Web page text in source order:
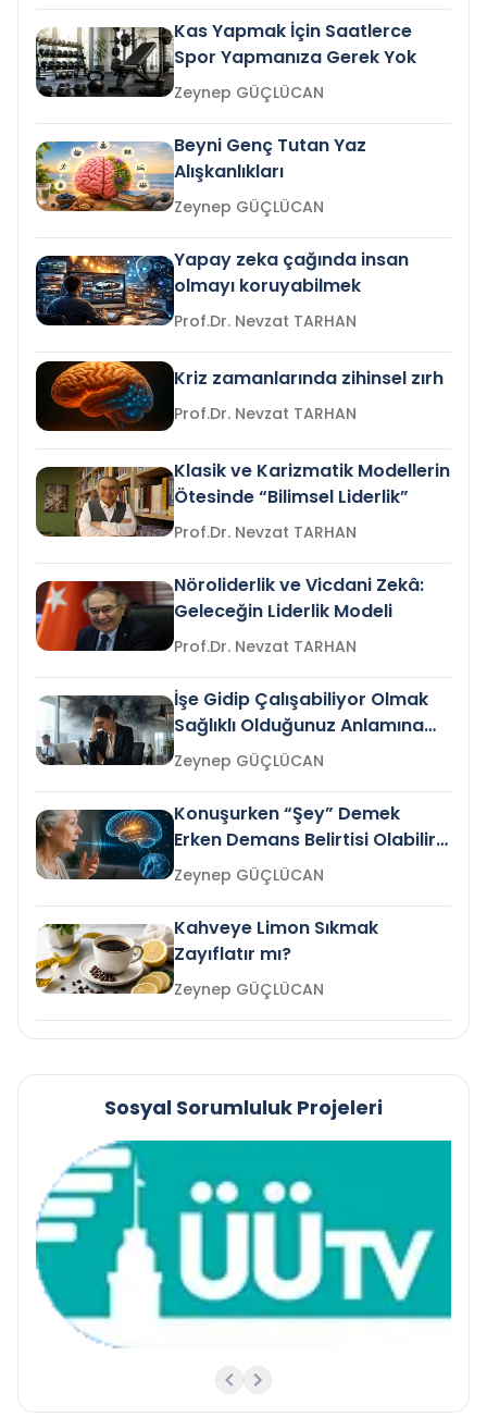
Kas Yapmak İçin Saatlerce
Spor Yapmanıza Gerek Yok
Zeynep GÜÇLÜCAN
Beyni Genç Tutan Yaz
Alışkanlıkları
Zeynep GÜÇLÜCAN
Yapay zeka çağında insan
olmayı koruyabilmek
Prof.Dr. Nevzat TARHAN
Kriz zamanlarında zihinsel zırh
Prof.Dr. Nevzat TARHAN
Klasik ve Karizmatik Modellerin
Ötesinde “Bilimsel Liderlik”
Prof.Dr. Nevzat TARHAN
Nöroliderlik ve Vicdani Zekâ:
Geleceğin Liderlik Modeli
Prof.Dr. Nevzat TARHAN
İşe Gidip Çalışabiliyor Olmak
Sağlıklı Olduğunuz Anlamına
Gelir mi?Zeynep GÜÇLÜCAN
Konuşurken “Şey” Demek
Erken Demans Belirtisi Olabilir
mi?
Zeynep GÜÇLÜCAN
Kahveye Limon Sıkmak
Zayıflatır mı?
Zeynep GÜÇLÜCAN
Sosyal Sorumluluk Projeleri